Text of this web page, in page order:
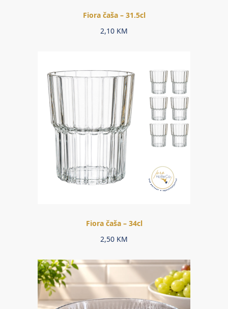
Fiora čaša – 31.5cl
2,10 KM
Fiora čaša – 34cl
2,50 KM